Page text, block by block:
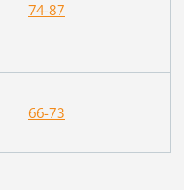
74-87
66-73